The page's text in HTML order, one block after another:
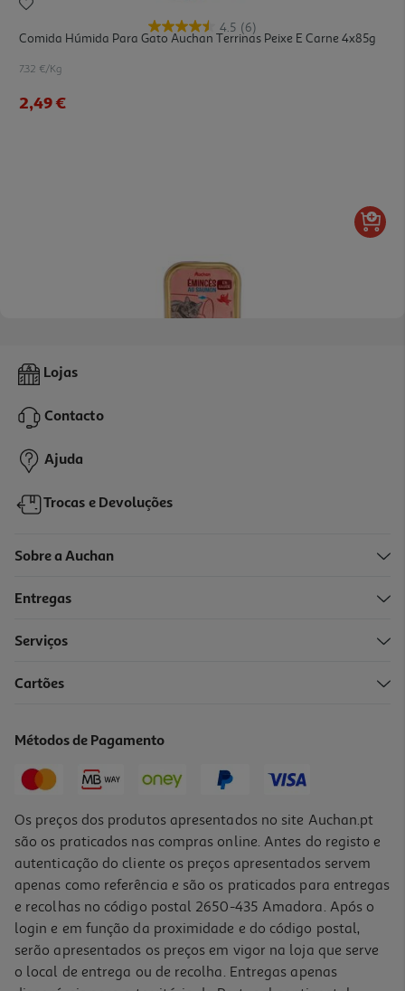
4.5 (6)
Comida Húmida Para Gato Auchan Terrinas Peixe E Carne 4x85g
7.32 €/Kg
2,49 €
Comida Húmida Para Gato Auchan Pedaços Em Molho Com
Salmão 100g
0,49 €
Lojas
Contacto
Ajuda
Trocas e Devoluções
Sobre a Auchan
Entregas
Serviços
Cartões
Métodos de Pagamento
Os preços dos produtos apresentados no site Auchan.pt
são os praticados nas compras online. Antes do registo e
autenticação do cliente os preços apresentados servem
apenas como referência e são os praticados para entregas
e recolhas no código postal 2650-435 Amadora. Após o
login e em função da proximidade e do código postal,
serão apresentados os preços em vigor na loja que serve
o local de entrega ou de recolha. Entregas apenas